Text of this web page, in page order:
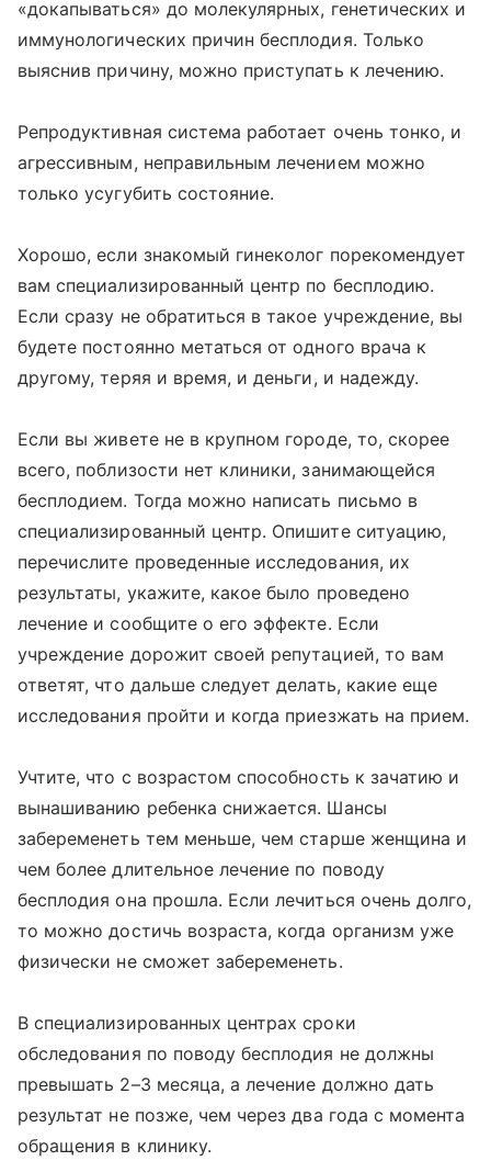
«докапываться» до молекулярных, генетических и
иммунологических причин бесплодия. Только
выяснив причину, можно приступать к лечению.
Репродуктивная система работает очень тонко, и
агрессивным, неправильным лечением можно
только усугубить состояние.
Хорошо, если знакомый гинеколог порекомендует
вам специализированный центр по бесплодию.
Если сразу не обратиться в такое учреждение, вы
будете постоянно метаться от одного врача к
другому, теряя и время, и деньги, и надежду.
Если вы живете не в крупном городе, то, скорее
всего, поблизости нет клиники, занимающейся
бесплодием. Тогда можно написать письмо в
специализированный центр. Опишите ситуацию,
перечислите проведенные исследования, их
результаты, укажите, какое было проведено
лечение и сообщите о его эффекте. Если
учреждение дорожит своей репутацией, то вам
ответят, что дальше следует делать, какие еще
исследования пройти и когда приезжать на прием.
Учтите, что с возрастом способность к зачатию и
вынашиванию ребенка снижается. Шансы
забеременеть тем меньше, чем старше женщина и
чем более длительное лечение по поводу
бесплодия она прошла. Если лечиться очень долго,
то можно достичь возраста, когда организм уже
физически не сможет забеременеть.
В специализированных центрах сроки
обследования по поводу бесплодия не должны
превышать 2–3 месяца, а лечение должно дать
результат не позже, чем через два года с момента
обращения в клинику.